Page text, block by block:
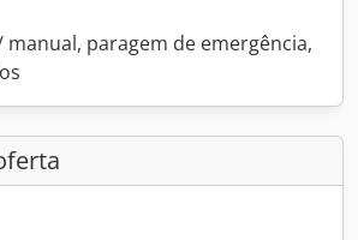
paragem de emergência,